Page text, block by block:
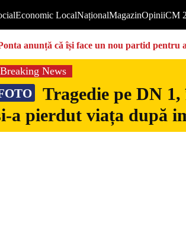
Economic LocalNaționalMagazinOpiniiCM
anunță că își face un nou partid pentru
Breaking News
Tragedie pe DN
a pierdut viața după